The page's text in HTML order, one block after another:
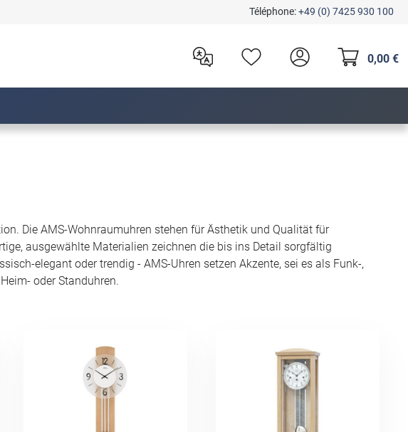
Téléphone:+49 (0) 7425 930 100
0,00 €
Die AMS-Wohnraumuhren stehen für Ästhetik und Qualität für
ausgewählte Materialien zeichnen die bis ins Detail sorgfältig
elegant oder trendig - AMS-Uhren setzen Akzente, sei es als Funk-,
oder Standuhren.